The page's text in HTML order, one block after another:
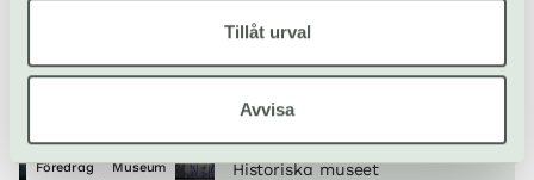
Tillåt urval
Avvisa
Föredrag Museum
Fri entré: Jord – ett
2 september
Historiska museet